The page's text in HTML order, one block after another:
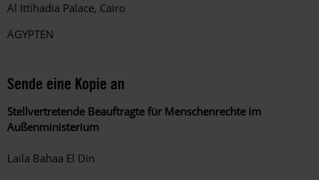
Al Ittihadia Palace, Cairo
ÄGYPTEN
Sende eine Kopie an
Stellvertretende Beauftragte für Menschenrechte im
Außenministerium
Laila Bahaa El Din